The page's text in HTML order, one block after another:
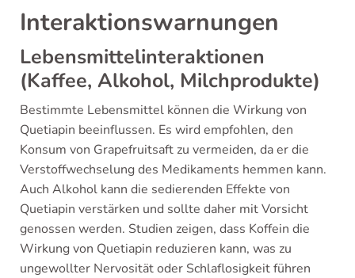
Interaktionswarnungen
Lebensmittelinteraktionen
(Kaffee, Alkohol, Milchprodukte)
Bestimmte Lebensmittel können die Wirkung von
Quetiapin beeinflussen. Es wird empfohlen, den
Konsum von Grapefruitsaft zu vermeiden, da er die
Verstoffwechselung des Medikaments hemmen kann.
Auch Alkohol kann die sedierenden Effekte von
Quetiapin verstärken und sollte daher mit Vorsicht
genossen werden. Studien zeigen, dass Koffein die
Wirkung von Quetiapin reduzieren kann, was zu
ungewollter Nervosität oder Schlaflosigkeit führen